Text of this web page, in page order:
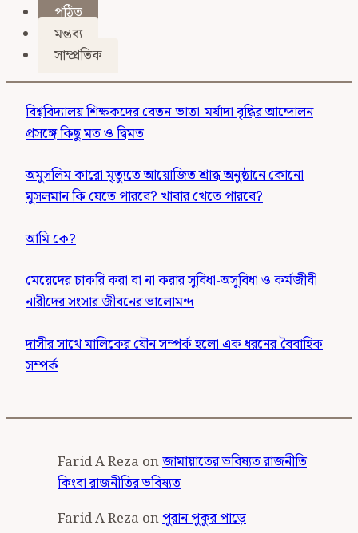
পঠিত
মন্তব্য
সাম্প্রতিক
বিশ্ববিদ্যালয় শিক্ষকদের বেতন-ভাতা-মর্যাদা বৃদ্ধির আন্দোলন
প্রসঙ্গে কিছু মত ও দ্বিমত
অমুসলিম কারো মৃত্যুতে আয়োজিত শ্রাদ্ধ অনুষ্ঠানে কোনো
মুসলমান কি যেতে পারবে? খাবার খেতে পারবে?
আমি কে?
মেয়েদের চাকরি করা বা না করার সুবিধা-অসুবিধা ও কর্মজীবী
নারীদের সংসার জীবনের ভালোমন্দ
দাসীর সাথে মালিকের যৌন সম্পর্ক হলো এক ধরনের বৈবাহিক
সম্পর্ক
Farid A Reza onজামায়াতের ভবিষ্যত রাজনীতি
কিংবা রাজনীতির ভবিষ্যত
Farid A Reza onপুরান পুকুর পাড়ে